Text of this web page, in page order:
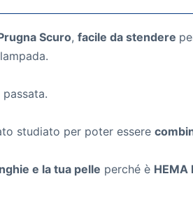
Scuro, facile da stendere
studiato per poter essere
e la tua pelle perché è HEMA